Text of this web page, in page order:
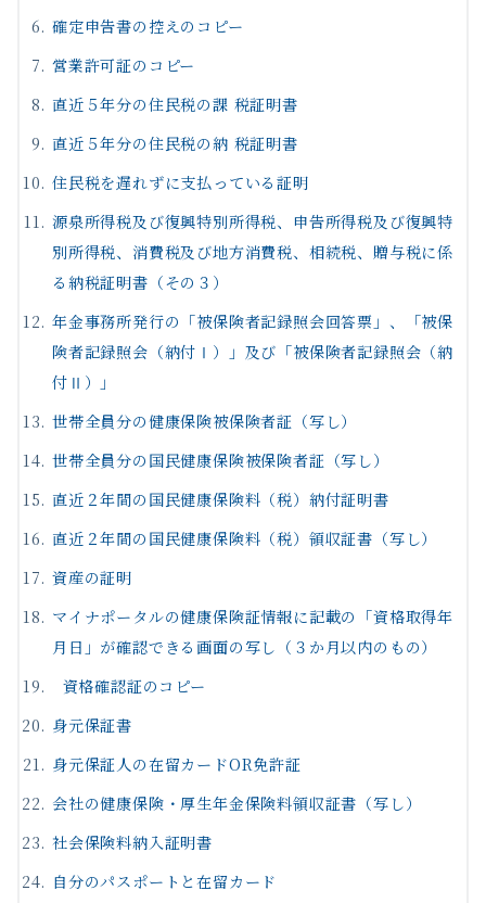
確定申告書の控えのコピー
営業許可証のコピー
直近５年分の住民税の課 税証明書
直近５年分の住民税の納 税証明書
住民税を遅れずに支払っている証明
源泉所得税及び復興特別所得税、申告所得税及び復興特
別所得税、消費税及び地方消費税、相続税、贈与税に係
る納税証明書（その３）
年金事務所発行の「被保険者記録照会回答票」、「被保
険者記録照会（納付Ⅰ）」及び「被保険者記録照会（納
付Ⅱ）」
世帯全員分の健康保険被保険者証（写し）
世帯全員分の国民健康保険被保険者証（写し）
直近２年間の国民健康保険料（税）納付証明書
直近２年間の国民健康保険料（税）領収証書（写し）
資産の証明
マイナポータルの健康保険証情報に記載の「資格取得年
月日」が確認できる画面の写し（３か月以内のもの）
資格確認証のコピー
身元保証書
身元保証人の在留カードOR免許証
会社の健康保険・厚生年金保険料領収証書（写し）
社会保険料納入証明書
自分のパスポートと在留カード